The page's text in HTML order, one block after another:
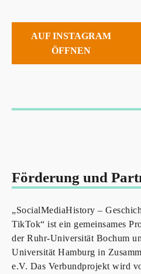
AUF INSTAGRAM
ÖFFNEN
Förderung und
„SocialMediaHistory –
TikTok“ ist ein gemeinsames
der Ruhr-Universität Bochum
Universität Hamburg in
e.V. Das Verbundprojekt wird